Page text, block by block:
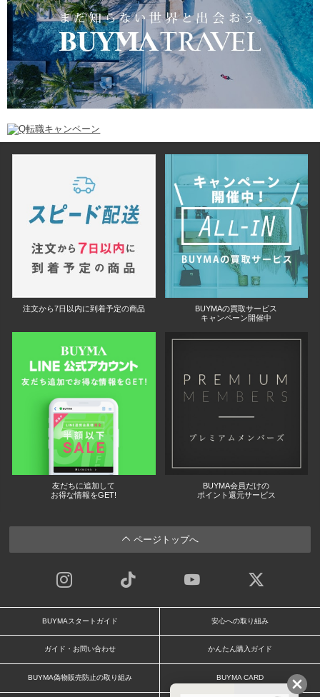
注文から7日以内に到着予定の商品
BUYMAの買取サービス
キャンペーン開催中
友だちに追加して
お得な情報をGET!
BUYMA会員だけの
ポイント還元サービス
ページトップへ
BUYMAスタートガイド 安心への取り組み
ガイド・お問い合わせ かんたん購入ガイド
BUYMA偽物販売防止の取り組み BUYMA CARD